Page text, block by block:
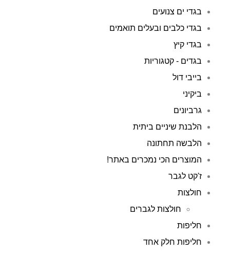
בגדי ים צנועים
בגדי כלבים ובעלים תואמים
בגדי קיץ
בגדים - קטגוריות
בייבי דול
ביקיני
גרביונים
הלבנת שיניים ביתית
הלבשה תחתונה
המוצרים הכי נמכרים באתר!
ז'קט לגבר
חולצות
חולצות לגברים
חליפות
חליפות חלק אחד